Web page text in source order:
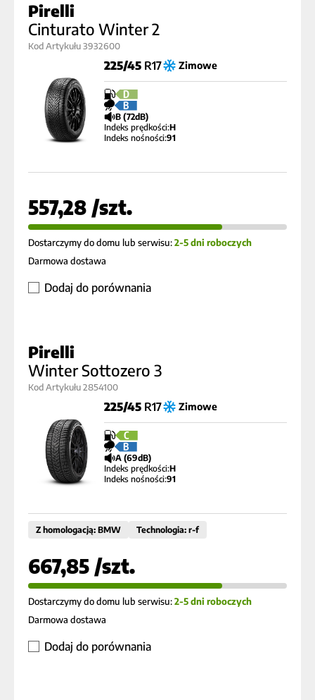
Pirelli
Cinturato Winter 2
Kod Artykułu 3932600
225/45R17 Zimowe
D
B
B (72dB)
Indeks prędkości:H
Indeks nośności:91
557,28 /szt.
Dostarczymy do domu lub serwisu:2-5 dni roboczych
Darmowa dostawa
Dodaj do porównania
Pirelli
Winter Sottozero 3
Kod Artykułu 2854100
225/45R17 Zimowe
C
B
A (69dB)
Indeks prędkości:H
Indeks nośności:91
Z homologacją: BMW Technologia: r-f
667,85 /szt.
Dostarczymy do domu lub serwisu:2-5 dni roboczych
Darmowa dostawa
Dodaj do porównania